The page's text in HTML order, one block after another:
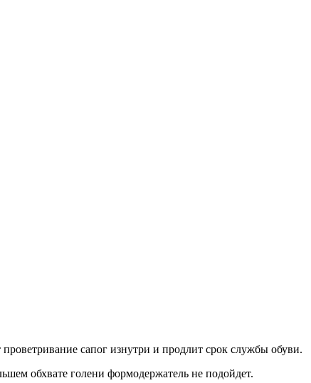
сапог изнутри и продлит срок службы обуви.
обхвате голени формодержатель не подойдет.